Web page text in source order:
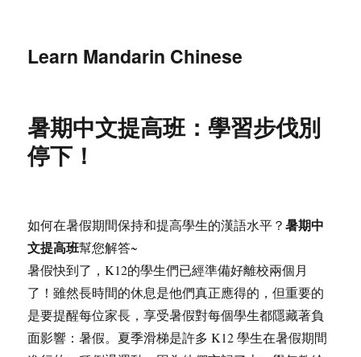
Learn Mandarin Chinese
暑期中文提高班：學習步伐別
停下！
如何在暑假期間保持和提高學生的漢語水平？暑期中
文提高班幫您解答~
暑假快到了，K12的學生們已經準備好離校兩個月
了！雖然長時間的休息是他們真正應得的，但重要的
是要提醒每位家長，享受暑假對每個學生都隱藏著負
面影響：暑假。夏季滑梯是許多 K12 學生在暑假期間